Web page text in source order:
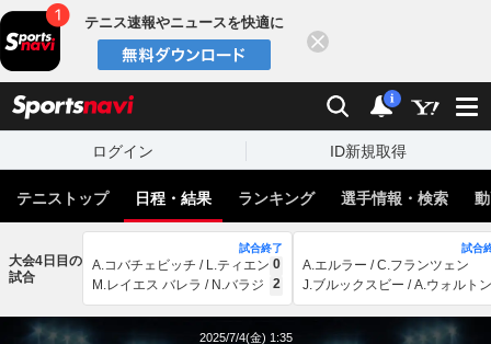
テニス速報やニュースを快適に
検索 通知
i
ログイン ID新規取得
テニストップ 日程・結果 ランキング 選手情報・検索
大会4日目の
試合
試合終了
A.コバチェビッチ / L.ティエン 0
M.レイエス バレラ / N.バラジ
2
試合
A.エルラー / C.フランツェン
J.ブルックスビー / A.ウォルトン
2025/7/4(金) 1:35